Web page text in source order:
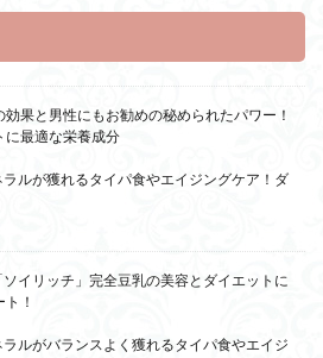
果と男性にもお勧めの秘められたパワー！
に最適な栄養成分
ルが獲れるタイパ食やエイジングケア！ダ
イリッチ」完全豆乳の美容とダイエットに
！
ルがバランスよく獲れるタイパ食やエイジ